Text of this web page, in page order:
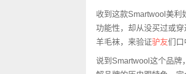
收到这款Smartwool美利
功能性，却从没买过或
羊毛袜，来验证驴友们口
说到Smartwool这个品牌